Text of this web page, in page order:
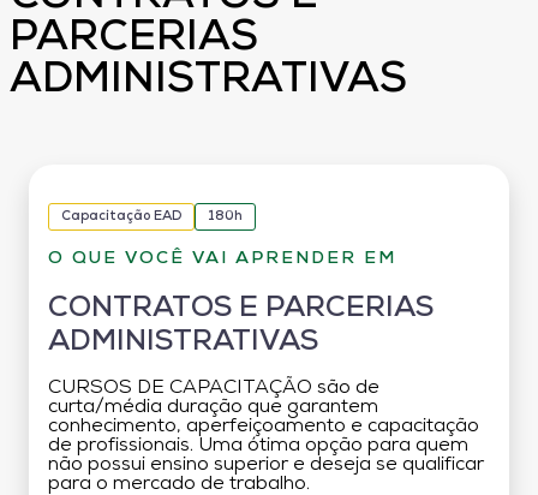
PARCERIAS
ADMINISTRATIVAS
Capacitação EAD 180h
O QUE VOCÊ VAI APRENDER EM
CONTRATOS E PARCERIAS
ADMINISTRATIVAS
CURSOS DE CAPACITAÇÃO são de
curta/média duração que garantem
conhecimento, aperfeiçoamento e capacitação
de profissionais. Uma ótima opção para quem
não possui ensino superior e deseja se qualificar
para o mercado de trabalho.